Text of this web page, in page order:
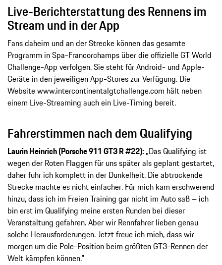
Live-Berichterstattung des Rennens im
Stream und in der App
Fans daheim und an der Strecke können das gesamte
Programm in Spa-Francorchamps über die offizielle GT World
Challenge-App verfolgen. Sie steht für Android- und Apple-
Geräte in den jeweiligen App-Stores zur Verfügung. Die
Website www.intercontinentalgtchallenge.com hält neben
einem Live-Streaming auch ein Live-Timing bereit.
Fahrerstimmen nach dem Qualifying
Laurin Heinrich (Porsche 911 GT3 R #22): „Das Qualifying ist
wegen der Roten Flaggen für uns später als geplant gestartet,
daher fuhr ich komplett in der Dunkelheit. Die abtrockende
Strecke machte es nicht einfacher. Für mich kam erschwerend
hinzu, dass ich im Freien Training gar nicht im Auto saß – ich
bin erst im Qualifying meine ersten Runden bei dieser
Veranstaltung gefahren. Aber wir Rennfahrer lieben genau
solche Herausforderungen. Jetzt freue ich mich, dass wir
morgen um die Pole-Position beim größten GT3-Rennen der
Welt kämpfen können.‟